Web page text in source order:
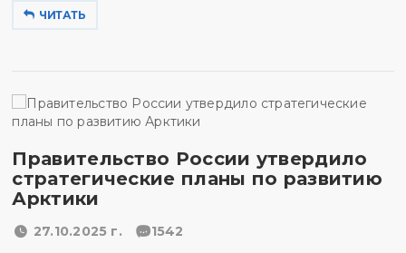
ЧИТАТЬ
Правительство России утвердило
стратегические планы по развитию
Арктики
27.10.2025 г. 1542